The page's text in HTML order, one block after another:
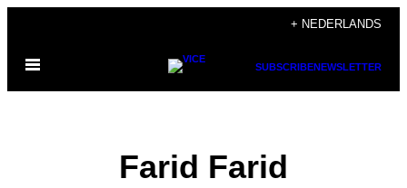
de
+ NEDERLANDS
Open
SUBSCRIBENEWSLETTER
Farid Farid